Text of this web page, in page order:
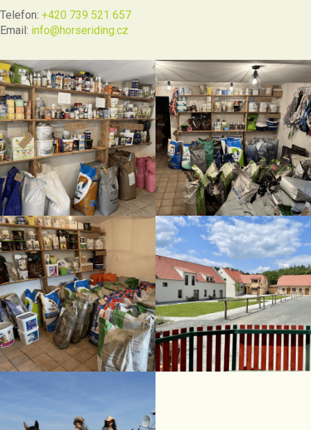
Telefon: +420 739 521 657
Email: info@horseriding.cz